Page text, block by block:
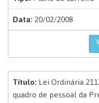
Data:20/02/2008
Título:Lei Ordinária
quadro de pessoal da